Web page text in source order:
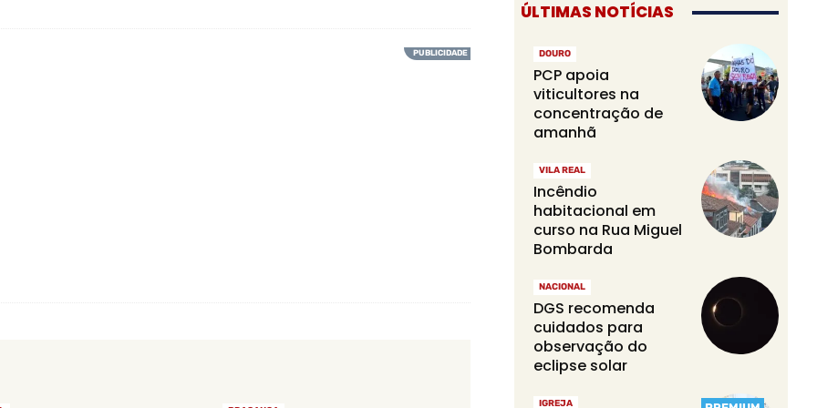
ÚLTIMAS NOTÍCIAS
DOURO
PCP apoia
viticultores na
concentração de
amanhã
VILA REAL
Incêndio
habitacional em
curso na Rua Miguel
Bombarda
NACIONAL
DGS recomenda
cuidados para
observação do
eclipse solar
IGREJA